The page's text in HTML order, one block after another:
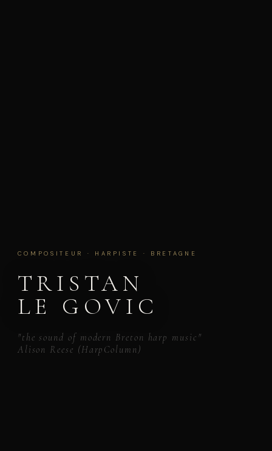
COMPOSITEUR · HARPISTE · BRETAGNE
TRISTAN
LE GOVIC
"the sound of modern Breton harp music"
Alison Reese (HarpColumn)